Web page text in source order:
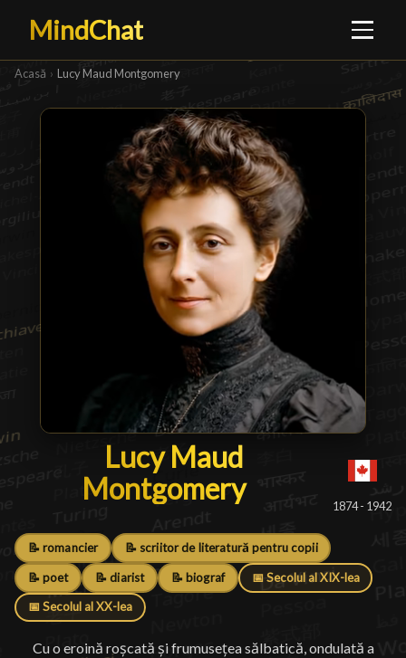
MindChat
Acasă › Lucy Maud Montgomery
Lucy Maud
Lucy Maud
Montgomery█ 1874 - 1942
📝 romancier 📝 scriitor de literatură pentru copii
📝 poet 📝 diarist 📝 biograf 📅 Secolul al XIX-lea
📅 Secolul al XX-lea
Cu o eroină roșcată și frumusețea sălbatică, ondulată a